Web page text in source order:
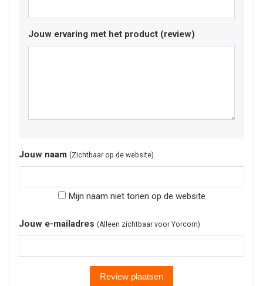
Jouw ervaring met het product (review)
Jouw naam (Zichtbaar op de website)
Mijn naam niet tonen op de website
Jouw e-mailadres (Alleen zichtbaar voor Yorcom)
Review plaatsen